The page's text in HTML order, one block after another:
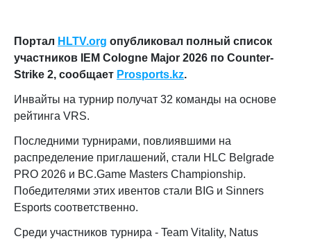
Портал HLTV.org опубликовал полный список
участников IEM Cologne Major 2026 по Counter-
Strike 2, сообщает Prosports.kz.
Инвайты на турнир получат 32 команды на основе
рейтинга VRS.
Последними турнирами, повлиявшими на
распределение приглашений, стали HLC Belgrade
PRO 2026 и BC.Game Masters Championship.
Победителями этих ивентов стали BIG и Sinners
Esports соответственно.
Среди участников турнира - Team Vitality, Natus